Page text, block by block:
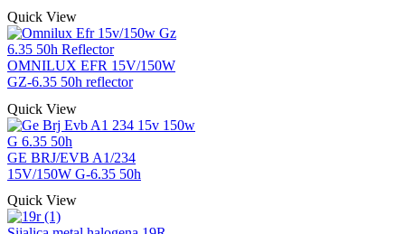
Quick View
OMNILUX EFR 15V/150W
GZ-6.35 50h reflector
Quick View
GE BRJ/EVB A1/234
15V/150W G-6.35 50h
Quick View